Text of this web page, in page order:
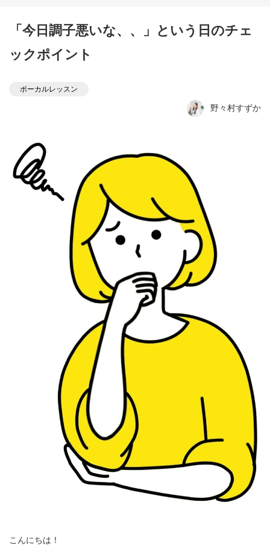
「今日調子悪いな、、」という日のチェ
ックポイント
ボーカルレッスン
野々村すずか
こんにちは！